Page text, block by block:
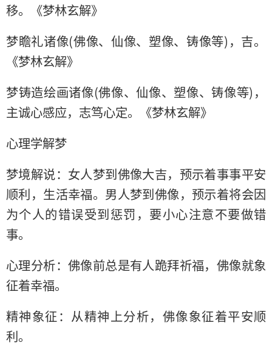
移。《梦林玄解》
梦瞻礼诸像(佛像、仙像、塑像、铸像等)，吉。
《梦林玄解》
梦铸造绘画诸像(佛像、仙像、塑像、铸像等)，
主诚心感应，志笃心定。《梦林玄解》
心理学解梦
梦境解说：女人梦到佛像大吉，预示着事事平安
顺利，生活幸福。男人梦到佛像，预示着将会因
为个人的错误受到惩罚，要小心注意不要做错
事。
心理分析：佛像前总是有人跪拜祈福，佛像就象
征着幸福。
精神象征：从精神上分析，佛像象征着平安顺
利。